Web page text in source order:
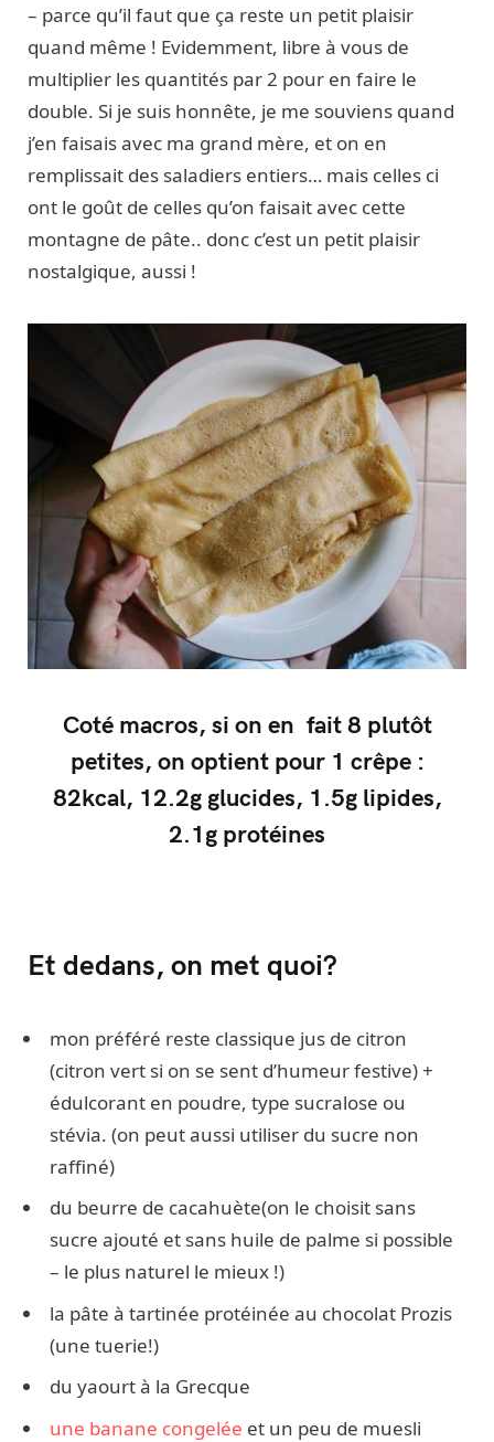
– parce qu’il faut que ça reste un petit plaisir
quand même ! Evidemment, libre à vous de
multiplier les quantités par 2 pour en faire le
double. Si je suis honnête, je me souviens quand
j’en faisais avec ma grand mère, et on en
remplissait des saladiers entiers… mais celles ci
ont le goût de celles qu’on faisait avec cette
montagne de pâte.. donc c’est un petit plaisir
nostalgique, aussi !
Coté macros, si on en fait 8 plutôt
petites, on optient pour 1 crêpe :
82kcal, 12.2g glucides, 1.5g lipides,
2.1g protéines
Et dedans, on met quoi?
mon préféré reste classique jus de citron
(citron vert si on se sent d’humeur festive) +
édulcorant en poudre, type sucralose ou
stévia. (on peut aussi utiliser du sucre non
raffiné)
du beurre de cacahuète(on le choisit sans
sucre ajouté et sans huile de palme si possible
– le plus naturel le mieux !)
la pâte à tartinée protéinée au chocolat Prozis
(une tuerie!)
du yaourt à la Grecque
une banane congelée et un peu de muesli